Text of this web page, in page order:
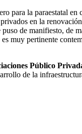
para la paraestatal en
en la
de manifiesto, de
muy pertinente
Público
de la